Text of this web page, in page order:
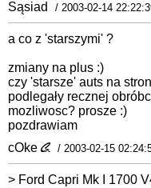
Sąsiad
/ 2003-02-14
a co z 'starszymi' ?
zmiany na plus :)
czy 'starsze' auts na
podlegały recznej
mozliwosc? prosze :)
pozdrawiam
cOke
/ 2003-02-15
> Ford Capri Mk I 1700